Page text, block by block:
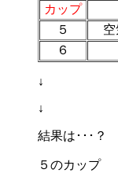
カップ
５
６
↓
↓
結果は･･･？
５のカップ